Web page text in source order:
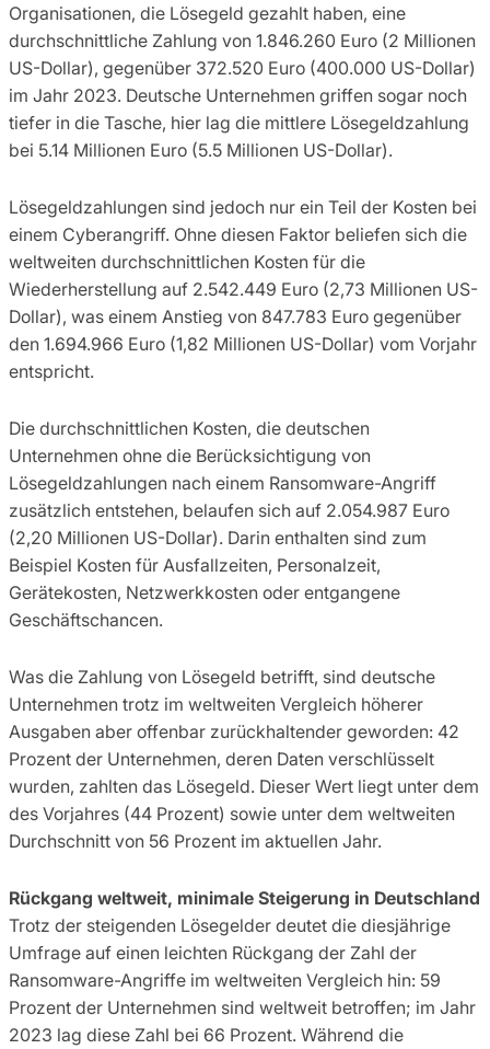
Organisationen, die Lösegeld gezahlt haben, eine
durchschnittliche Zahlung von 1.846.260 Euro (2 Millionen
US-Dollar), gegenüber 372.520 Euro (400.000 US-Dollar)
im Jahr 2023. Deutsche Unternehmen griffen sogar noch
tiefer in die Tasche, hier lag die mittlere Lösegeldzahlung
bei 5.14 Millionen Euro (5.5 Millionen US-Dollar).
Lösegeldzahlungen sind jedoch nur ein Teil der Kosten bei
einem Cyberangriff. Ohne diesen Faktor beliefen sich die
weltweiten durchschnittlichen Kosten für die
Wiederherstellung auf 2.542.449 Euro (2,73 Millionen US-
Dollar), was einem Anstieg von 847.783 Euro gegenüber
den 1.694.966 Euro (1,82 Millionen US-Dollar) vom Vorjahr
entspricht.
Die durchschnittlichen Kosten, die deutschen
Unternehmen ohne die Berücksichtigung von
Lösegeldzahlungen nach einem Ransomware-Angriff
zusätzlich entstehen, belaufen sich auf 2.054.987 Euro
(2,20 Millionen US-Dollar). Darin enthalten sind zum
Beispiel Kosten für Ausfallzeiten, Personalzeit,
Gerätekosten, Netzwerkkosten oder entgangene
Geschäftschancen.
Was die Zahlung von Lösegeld betrifft, sind deutsche
Unternehmen trotz im weltweiten Vergleich höherer
Ausgaben aber offenbar zurückhaltender geworden: 42
Prozent der Unternehmen, deren Daten verschlüsselt
wurden, zahlten das Lösegeld. Dieser Wert liegt unter dem
des Vorjahres (44 Prozent) sowie unter dem weltweiten
Durchschnitt von 56 Prozent im aktuellen Jahr.
Rückgang weltweit, minimale Steigerung in Deutschland
Trotz der steigenden Lösegelder deutet die diesjährige
Umfrage auf einen leichten Rückgang der Zahl der
Ransomware-Angriffe im weltweiten Vergleich hin: 59
Prozent der Unternehmen sind weltweit betroffen; im Jahr
2023 lag diese Zahl bei 66 Prozent. Während die